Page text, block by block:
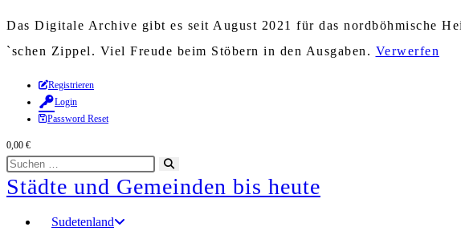
Das Digitale Archive gibt es seit August 2021 für das nordböhmische
`schen Zippel. Viel Freude beim Stöbern in den Ausgaben. Verwerfen
Zum
Inhalt
springen
Registrieren
Login
Password Reset
0,00 €
Diese
Website
durchsuchen
starten
Städte und Gemeinden bis heute
Sudetenland